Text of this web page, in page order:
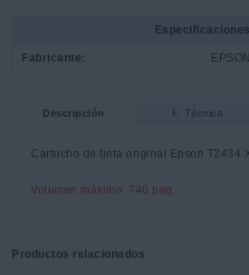
Especificaciones
Fabricante: EPSON
Descripción F. Técnica
Cartucho de tinta original Epson T2434
Volumen máximo: 740 pag.
Productos relacionados